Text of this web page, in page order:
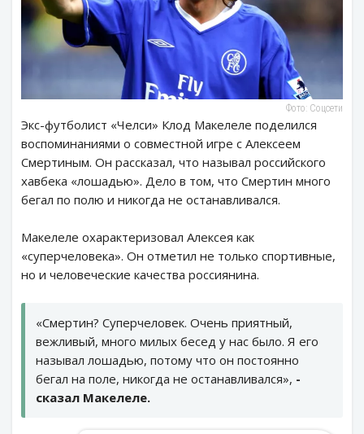
Фото: Соцсети
Экс-футболист «Челси» Клод Макелеле поделился
воспоминаниями о совместной игре с Алексеем
Смертиным. Он рассказал, что называл российского
хавбека «лошадью». Дело в том, что Смертин много
бегал по полю и никогда не останавливался.
Макелеле охарактеризовал Алексея как
«суперчеловека». Он отметил не только спортивные,
но и человеческие качества россиянина.
«Смертин? Суперчеловек. Очень приятный,
вежливый, много милых бесед у нас было. Я его
называл лошадью, потому что он постоянно
бегал на поле, никогда не останавливался», -
сказал Макелеле.